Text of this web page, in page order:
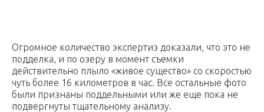
Огромное количество экспертиз доказали, что это не
подделка, и по озеру в момент съемки
действительно плыло «живое существо» со скоростью
чуть более 16 километров в час. Все остальные фото
были признаны поддельными или же еще пока не
подвергнуты тщательному анализу.